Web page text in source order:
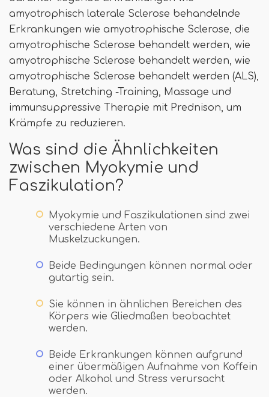
amyotrophisch laterale Sclerose behandelnde
Erkrankungen wie amyotrophische Sclerose, die
amyotrophische Sclerose behandelt werden, wie
amyotrophische Sclerose behandelt werden, wie
amyotrophische Sclerose behandelt werden (ALS),
Beratung, Stretching -Training, Massage und
immunsuppressive Therapie mit Prednison, um
Krämpfe zu reduzieren.
Was sind die Ähnlichkeiten
zwischen Myokymie und
Faszikulation?
Myokymie und Faszikulationen sind zwei
verschiedene Arten von
Muskelzuckungen.
Beide Bedingungen können normal oder
gutartig sein.
Sie können in ähnlichen Bereichen des
Körpers wie Gliedmaßen beobachtet
werden.
Beide Erkrankungen können aufgrund
einer übermäßigen Aufnahme von Koffein
oder Alkohol und Stress verursacht
werden.